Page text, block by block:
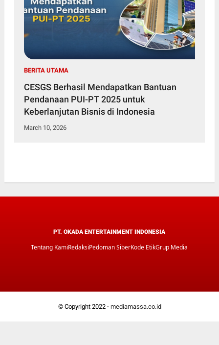
BERITA UTAMA
CESGS Berhasil Mendapatkan Bantuan
Pendanaan PUI-PT 2025 untuk
Keberlanjutan Bisnis di Indonesia
March 10, 2026
PT. OKADA ENTERTAINMENT INDONESIA
Tentang KamiRedaksiPedoman SiberKode EtikGrup Media
© Copyright 2022 - mediamassa.co.id